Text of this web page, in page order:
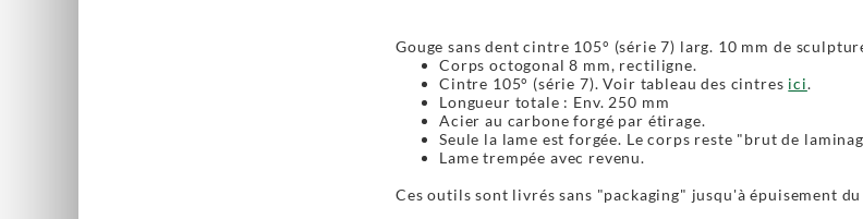
Gouge sans dent cintre 105° (série 7) larg. 10 mm de
Corps octogonal 8 mm, rectiligne.
Cintre 105° (série 7). Voir tableau des cintres ici.
Longueur totale : Env. 250 mm
Acier au carbone forgé par étirage.
Seule la lame est forgée. Le corps reste "brut de
Lame trempée avec revenu.
Ces outils sont livrés sans "packaging" jusqu'à épuisement